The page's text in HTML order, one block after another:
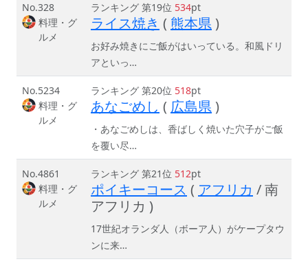
No.328
料理・グ
ルメ
ランキング 第19位 534pt
ライス焼き ( 熊本県 )
お好み焼きにご飯がはいっている。和風ドリ
アといっ…
No.5234
料理・グ
ルメ
ランキング 第20位 518pt
あなごめし ( 広島県 )
・あなごめしは、香ばしく焼いた穴子がご飯
を覆い尽…
No.4861
料理・グ
ルメ
ランキング 第21位 512pt
ポイキーコース ( アフリカ / 南
アフリカ )
17世紀オランダ人（ボーア人）がケープタウ
ンに来…